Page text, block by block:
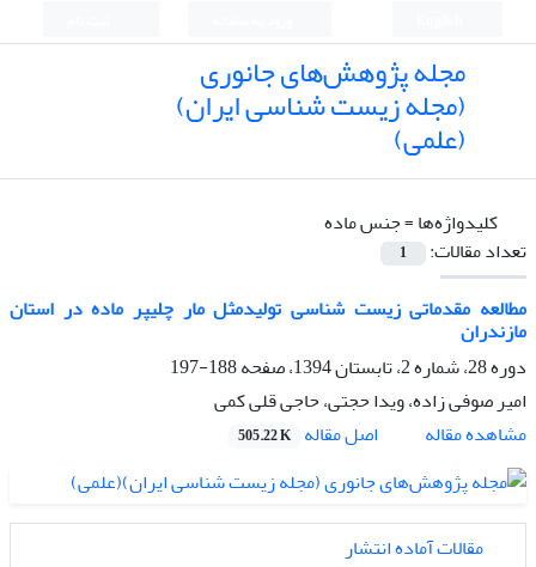
مجله پژوهش‌های جانوری
(مجله زیست شناسی ایران)
(علمی)
کلیدواژه‌ها =جنس ماده
تعداد مقالات:
1
مطالعه مقدماتی زیست شناسی تولیدمثل مار چلیپر ماده در استان
مازندران
دوره 28، شماره 2، تابستان 1394، صفحه
188-197
امیر صوفی زاده، ویدا حجتی، حاجی قلی کمی
مشاهده مقاله
اصل مقاله 505.22 K
مقالات آماده انتشار